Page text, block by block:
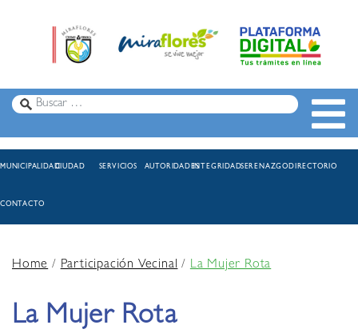
MUNICIPALIDADCIUDAD SERVICIOS AUTORIDADESINTEGRIDADSERENAZGODIRECTORIO
CONTACTO
Home/Participación Vecinal/La Mujer Rota
La Mujer Rota